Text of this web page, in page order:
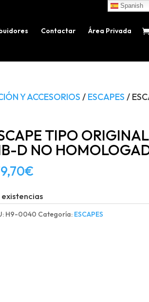
Contactar Área Privada
Y ACCESORIOS / ESCAPES /
TIPO ORIGINAL
D NO
€
existencias
H9-0040 Categoría: ESCAPES
Spanish